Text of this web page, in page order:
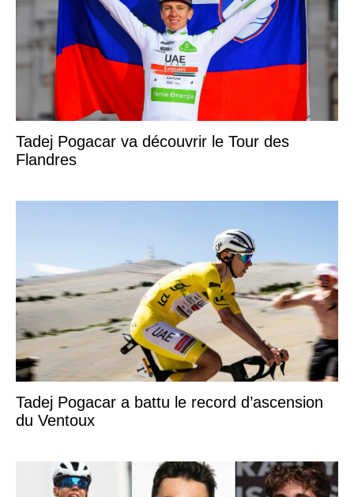
Tadej Pogacar va découvrir le Tour des
Flandres
Tadej Pogacar a battu le record d’ascension
du Ventoux